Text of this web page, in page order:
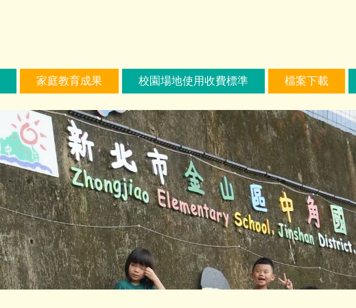
家庭教育成果 校園場地使用收費標準 檔案下載